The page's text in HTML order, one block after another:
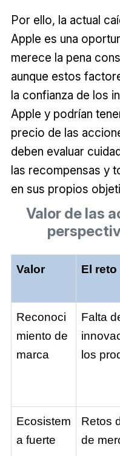
Por ello, la actual
Apple es una
merece la pena
aunque estos
la confianza de los
Apple y podrían
precio de las
deben evaluar
las recompensas y
en sus propios
Valor de las
Valor El reto
Reconoci
miento de
marca
Falta
los
Ecosistem
a fuerte
Retos
de